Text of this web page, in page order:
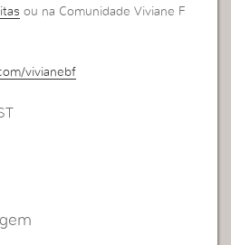
ou na Comunidade Viviane F
vivianebf